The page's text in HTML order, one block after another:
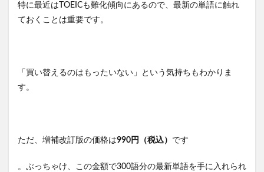
特に最近はTOEICも難化傾向にあるので、最新の単語に触れ
ておくことは重要です。
「買い替えるのはもったいない」という気持ちもわかりま
す。
ただ、増補改訂版の価格は990円（税込） です
。ぶっちゃけ、この金額で300語分の最新単語を手に入れられ